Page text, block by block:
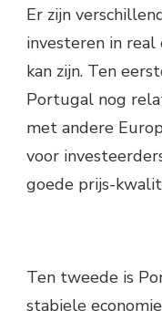
Er zijn
investeren in
kan zijn. Ten
Portugal nog
met andere
voor
goede prijs-
Ten tweede is
stabiele